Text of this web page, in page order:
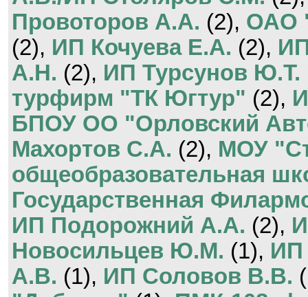
Провоторов А.А. (2), ОАО
(2), ИП Кочуева Е.А. (2),
А.Н. (2), ИП Турсунов Ю.Т.
турфирм "ТК Югтур" (2),
БПОУ ОО "Орловский
Махортов С.А. (2), МОУ
общеобразовательная
Государственная
ИП Подорожний А.А. (2),
Новосильцев Ю.М. (1), ИП
А.В. (1), ИП Соловов В.В.